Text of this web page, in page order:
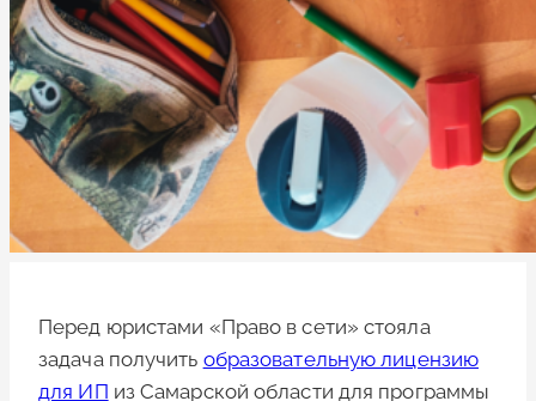
Перед юристами «Право в сети» стояла
задача получить образовательную лицензию
для ИП из Самарской области для программы